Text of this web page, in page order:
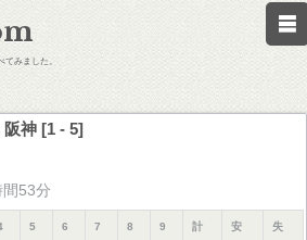
みました。
阪神 [1 - 5]
53分
5 6 7 8 9 計 安 失